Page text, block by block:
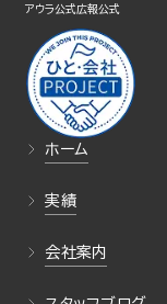
ホーム
実績
会社案内
アウラ公式広報公式